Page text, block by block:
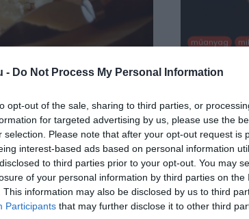
- Do Not Process My Personal Information
opt-out of the sale, sharing to third parties, or
for targeted advertising by us, please use the
selection. Please note that after your opt-out request is
interest-based ads based on personal information
to third parties prior to your opt-out. You may
of your personal information by third parties on the
This information may also be disclosed by us to third
Participants that may further disclose it to other third
HÉJÁT
sajt, ami egyes olasz
nem tudják, de nem
műanyag
TÖBB
A francia
magasabb a
mint a